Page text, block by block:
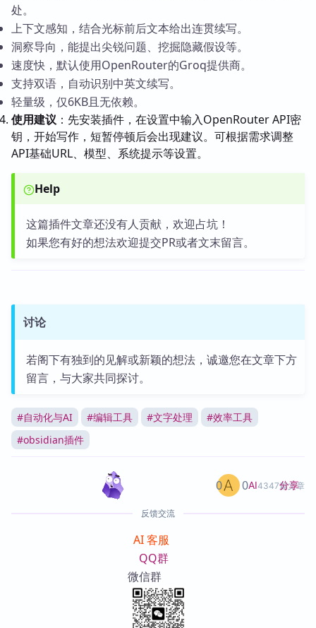
处。
上下文感知，结合光标前后文本给出连贯续写。
洞察导向，能提出尖锐问题、挖掘隐藏假设等。
速度快，默认使用OpenRouter的Groq提供商。
支持双语，自动识别中英文续写。
轻量级，仅6KB且无依赖。
使用建议 ：先安装插件，在设置中输入OpenRouter API密
钥，开始写作，短暂停顿后会出现建议。可根据需求调整
API基础URL、模型、系统提示等设置。
Help
这篇插件文章还没有人贡献，欢迎占坑！
如果您有好的想法欢迎提交PR或者文末留言。
讨论
若阁下有独到的见解或新颖的想法，诚邀您在文章下方
留言，与大家共同探讨。
#自动化与AI #编辑工具 #文字处理 #效率工具
#obsidian插件
AI4347篇文章
0 0 分享
反馈交流
AI 客服
QQ群
微信群